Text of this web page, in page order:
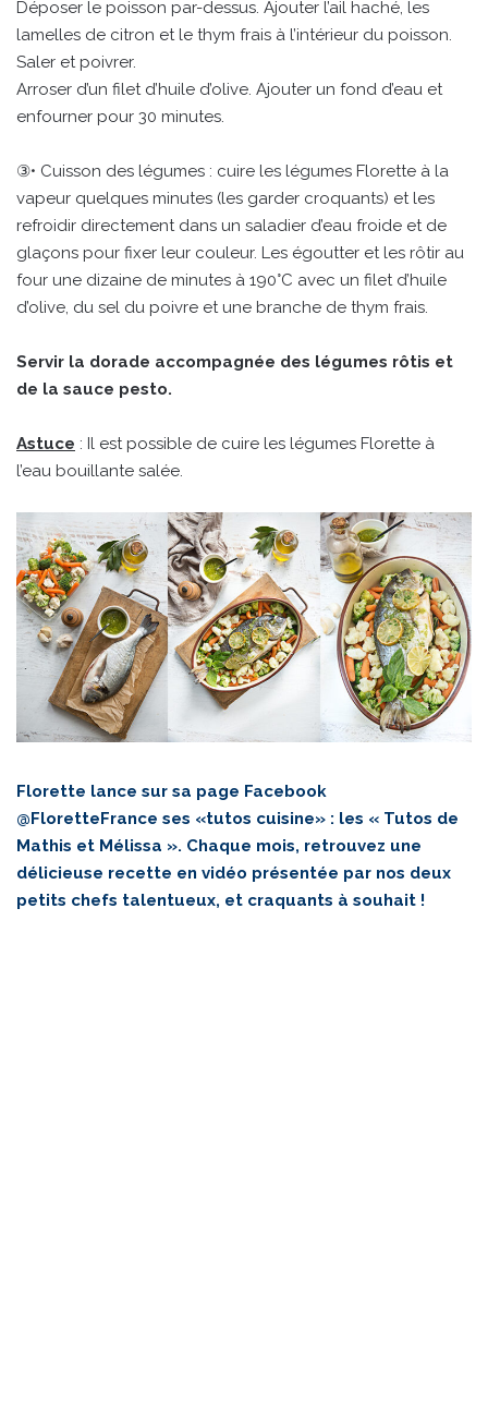
Déposer le poisson par-dessus. Ajouter l’ail haché, les
lamelles de citron et le thym frais à l’intérieur du poisson.
Saler et poivrer.
Arroser d’un filet d’huile d’olive. Ajouter un fond d’eau et
enfourner pour 30 minutes.
③• Cuisson des légumes : cuire les légumes Florette à la
vapeur quelques minutes (les garder croquants) et les
refroidir directement dans un saladier d’eau froide et de
glaçons pour fixer leur couleur. Les égoutter et les rôtir au
four une dizaine de minutes à 190°C avec un filet d’huile
d’olive, du sel du poivre et une branche de thym frais.
Servir la dorade accompagnée des légumes rôtis et
de la sauce pesto.
Astuce : Il est possible de cuire les légumes Florette à
l’eau bouillante salée.
Florette lance sur sa page Facebook
@FloretteFrance ses «tutos cuisine» : les « Tutos de
Mathis et Mélissa ». Chaque mois, retrouvez une
délicieuse recette en vidéo présentée par nos deux
petits chefs talentueux, et craquants à souhait !